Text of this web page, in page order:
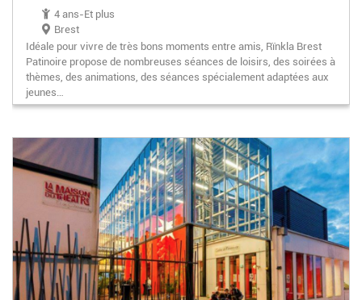
4 ans-Et plus
Brest
Idéale pour vivre de très bons moments entre amis, Rïnkla Brest
Patinoire propose de nombreuses séances de loisirs, des soirées à
thèmes, des animations, des séances spécialement adaptées aux
jeunes…